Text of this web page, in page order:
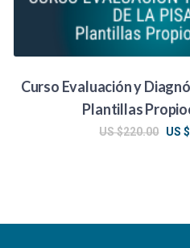
Curso Evaluación y
Plantillas
US $220.00 El
US
US $